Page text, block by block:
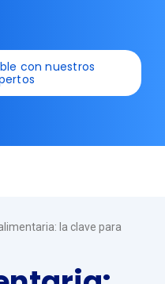
con nuestros
la clave para